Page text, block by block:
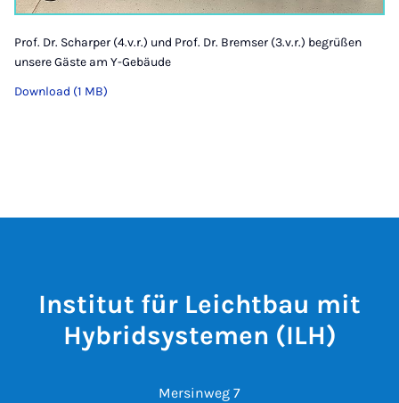
Prof. Dr. Scharper (4.v.r.) und Prof. Dr. Bremser (3.v.r.) begrüßen
unsere Gäste am Y-Gebäude
Download (1 MB)
Institut für Leichtbau mit
Hybridsystemen (ILH)
Mersinweg 7